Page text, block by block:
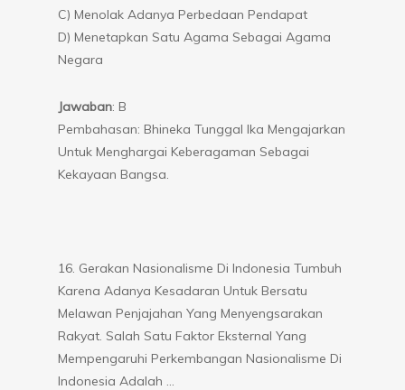
C) Menolak Adanya Perbedaan Pendapat
D) Menetapkan Satu Agama Sebagai Agama
Negara
Jawaban: B
Pembahasan: Bhineka Tunggal Ika Mengajarkan
Untuk Menghargai Keberagaman Sebagai
Kekayaan Bangsa.
16. Gerakan Nasionalisme Di Indonesia Tumbuh
Karena Adanya Kesadaran Untuk Bersatu
Melawan Penjajahan Yang Menyengsarakan
Rakyat. Salah Satu Faktor Eksternal Yang
Mempengaruhi Perkembangan Nasionalisme Di
Indonesia Adalah …